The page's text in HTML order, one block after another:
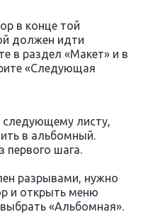
в конце той
должен идти
в раздел «Макет» и в
«Следующая
следующему листу,
в альбомный.
первого шага.
разрывами, нужно
и открыть меню
«Альбомная».